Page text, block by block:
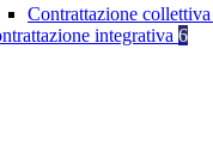
Contrattazione collettiva
integrativa 6